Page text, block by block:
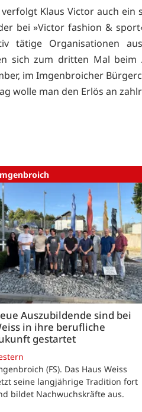
Klaus Victor auch ein
bei »Victor fashion &
tätige Organisationen
sich zum dritten Mal beim
im Imgenbroicher
wolle man den Erlös an
Auszubildende sind bei
in ihre berufliche
gestartet
(FS). Das Haus Weiss
seine langjährige Tradition fort
bildet Nachwuchskräfte aus.